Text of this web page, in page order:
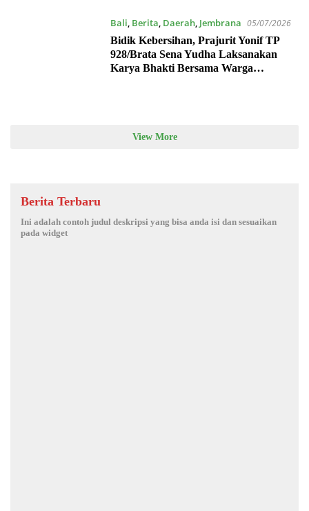
Bali, Berita, Daerah, Jembrana 05/07/2026
Bidik Kebersihan, Prajurit Yonif TP
928/Brata Sena Yudha Laksanakan
Karya Bhakti Bersama Warga
View More
Berita Terbaru
Ini adalah contoh judul deskripsi yang bisa anda isi dan sesuaikan
pada widget